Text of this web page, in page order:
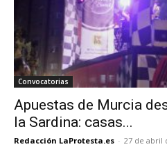
Convocatorias
Apuestas de Murcia
la Sardina: casas...
Redacción LaProtesta.es - 27 de abril